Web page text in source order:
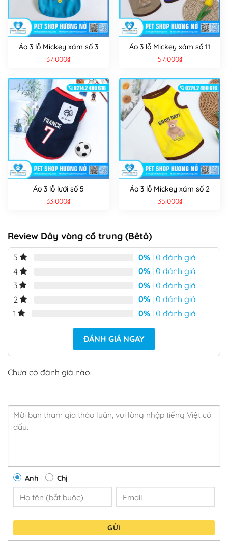
Áo 3 lỗ Mickey xám số 3
37.000₫
Áo 3 lỗ Mickey xám số 11
57.000₫
Áo 3 lỗ lưới số 5
33.000₫
Áo 3 lỗ Mickey xám số 2
35.000₫
Review Dây vòng cổ trung (Bêtô)
5 0% | 0 đánh giá
4
0% | 0 đánh giá
3
0% | 0 đánh giá
2
0% | 0 đánh giá
1
0% | 0 đánh giá
ĐÁNH GIÁ NGAY
Chưa có đánh giá nào.
Anh Chị
GỬI